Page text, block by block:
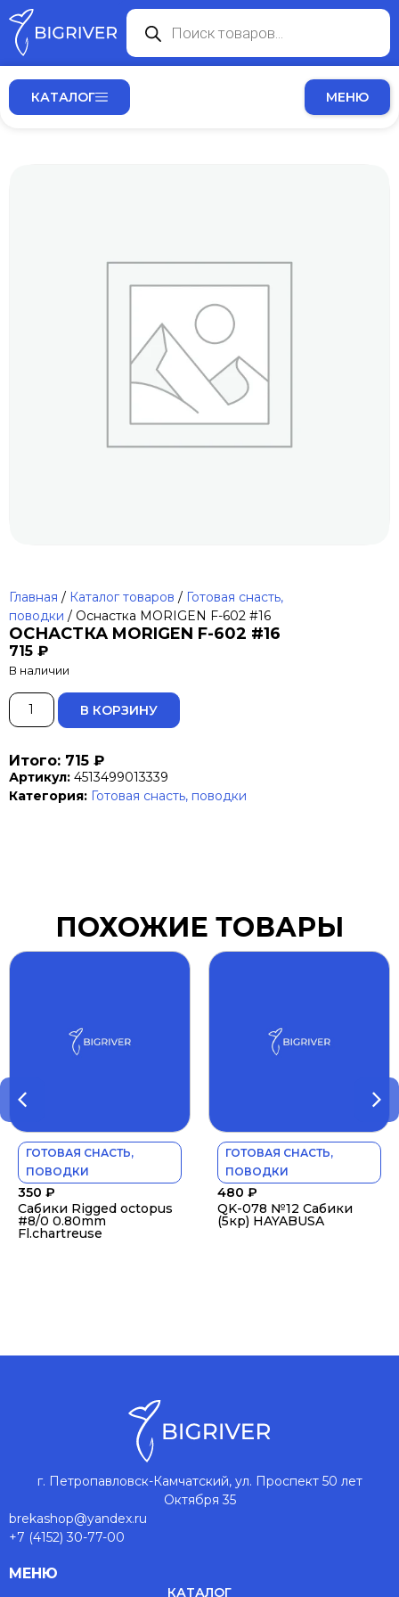
КАТАЛОГ МЕНЮ
Главная / Каталог товаров / Готовая снасть,
поводки / Оснастка MORIGEN F-602 #16
ОСНАСТКА MORIGEN F-602 #16
715 ₽
В наличии
В КОРЗИНУ ALTERNATIVE:
Итого: 715 ₽
Артикул: 4513499013339
Категория: Готовая снасть, поводки
ПОХОЖИЕ ТОВАРЫ
ГОТОВАЯ СНАСТЬ,
ПОВОДКИ
350 ₽
Сабики Rigged octopus
#8/0 0.80mm
Fl.chartreuse
ГОТОВАЯ СНАСТЬ,
ПОВОДКИ
480 ₽
QK-078 №12 Сабики
(5кр) HAYABUSA
г. Петропавловск-Камчатский, ул. Проспект 50 лет
Октября 35
brekashop@yandex.ru
+7 (4152) 30-77-00
МЕНЮ
КАТАЛОГ